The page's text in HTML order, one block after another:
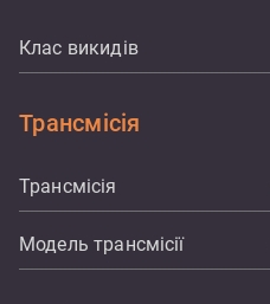
Клас викидів
Трансмісія
Трансмісія
Модель трансмісії